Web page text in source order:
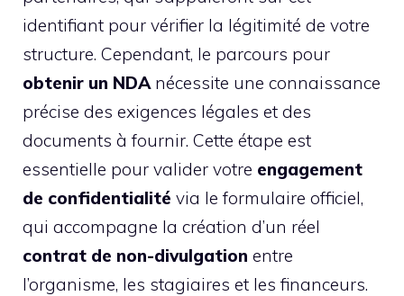
identifiant pour vérifier la légitimité de votre
structure. Cependant, le parcours pour
obtenir un NDA nécessite une connaissance
précise des exigences légales et des
documents à fournir. Cette étape est
essentielle pour valider votre engagement
de confidentialité via le formulaire officiel,
qui accompagne la création d’un réel
contrat de non-divulgation entre
l’organisme, les stagiaires et les financeurs.